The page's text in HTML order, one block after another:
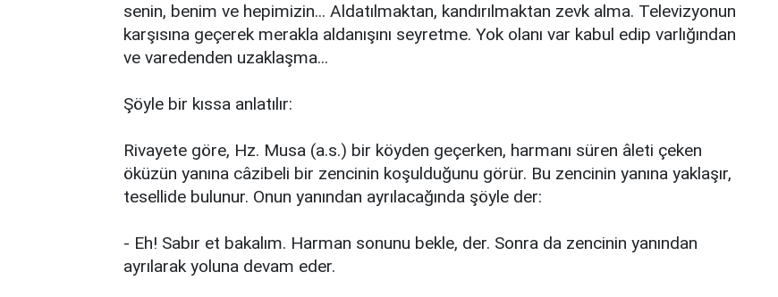
senin, benim ve hepimizin... Aldatılmaktan, kandırılmaktan zevk alma. Televizyonun
karşısına geçerek merakla aldanışını seyretme. Yok olanı var kabul edip varlığından
ve varedenden uzaklaşma...
Şöyle bir kıssa anlatılır:
Rivayete göre, Hz. Musa (a.s.) bir köyden geçerken, harmanı süren âleti çeken
öküzün yanına câzibeli bir zencinin koşulduğunu görür. Bu zencinin yanına yaklaşır,
tesellide bulunur. Onun yanından ayrılacağında şöyle der:
- Eh! Sabır et bakalım. Harman sonunu bekle, der. Sonra da zencinin yanından
ayrılarak yoluna devam eder.